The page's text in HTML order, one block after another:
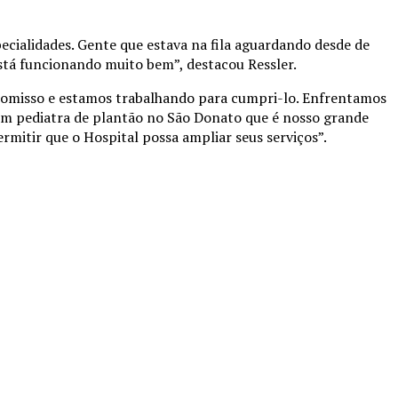
Gente que estava na fila aguardando desde de
funcionando muito bem”, destacou Ressler.
e estamos trabalhando para cumpri-lo. Enfrentamos
pediatra de plantão no São Donato que é nosso grande
que o Hospital possa ampliar seus serviços”.